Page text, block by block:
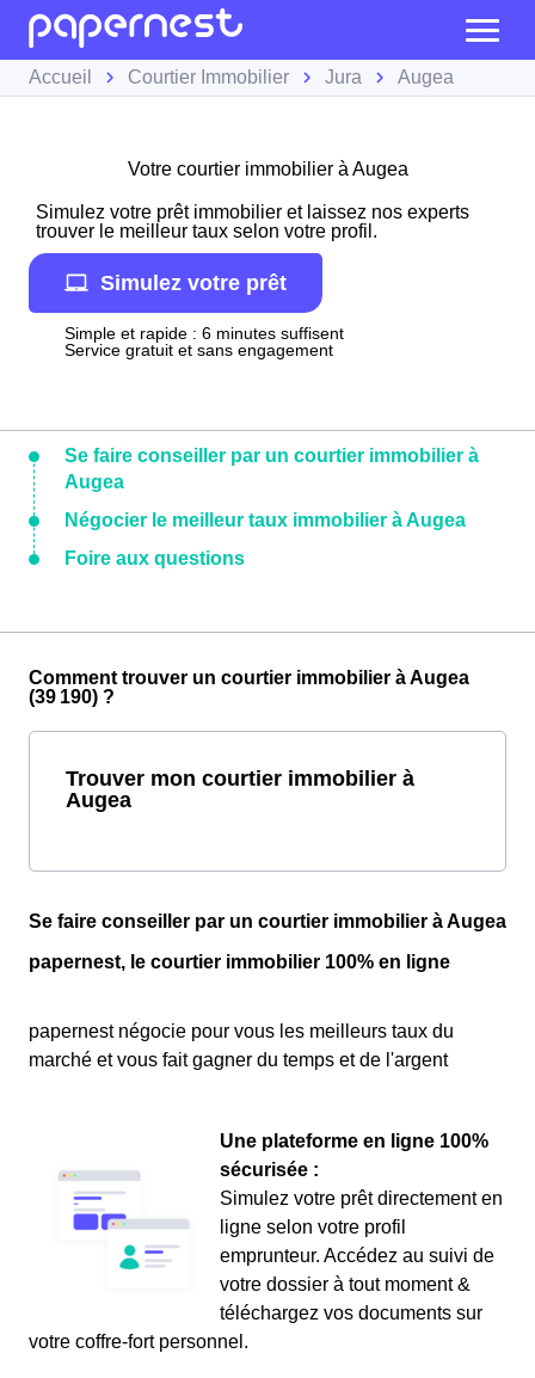
Accueil Courtier Immobilier Jura Augea
Votre courtier immobilier à Augea
Simulez votre prêt immobilier et laissez nos experts
trouver le meilleur taux selon votre profil.
Simulez votre prêt
Simple et rapide : 6 minutes suffisent
Service gratuit et sans engagement
Se faire conseiller par un courtier immobilier à
Augea
Négocier le meilleur taux immobilier à Augea
Foire aux questions
Comment trouver un courtier immobilier à Augea
(39 190) ?
Trouver mon courtier immobilier à
Augea
Se faire conseiller par un courtier immobilier à Augea
papernest, le courtier immobilier 100% en ligne
papernest négocie pour vous les meilleurs taux du
marché et vous fait gagner du temps et de l'argent
Une plateforme en ligne 100%
sécurisée :
Simulez votre prêt directement en
ligne selon votre profil
emprunteur. Accédez au suivi de
votre dossier à tout moment &
téléchargez vos documents sur
votre coffre-fort personnel.